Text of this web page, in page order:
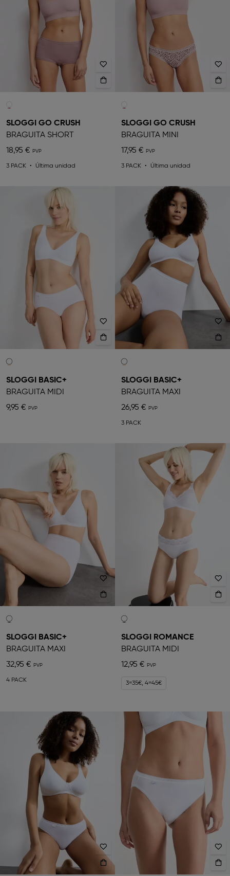
SLOGGI GO CRUSH
BRAGUITA SHORT
18,95 €
3 PACK Última unidad
SLOGGI GO CRUSH
BRAGUITA MINI
17,95 €
3 PACK Última unidad
SLOGGI BASIC+
BRAGUITA MIDI
9,95 €
SLOGGI BASIC+
BRAGUITA MAXI
26,95 €
3 PACK
SLOGGI BASIC+
BRAGUITA MAXI
32,95 €
4 PACK
SLOGGI ROMANCE
BRAGUITA MIDI
12,95 €
3=35€, 4=45€